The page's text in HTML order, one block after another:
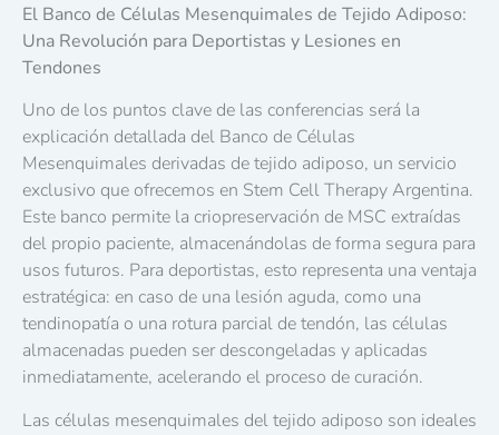
El Banco de Células Mesenquimales de Tejido Adiposo:
Una Revolución para Deportistas y Lesiones en
Tendones
Uno de los puntos clave de las conferencias será la
explicación detallada del Banco de Células
Mesenquimales derivadas de tejido adiposo, un servicio
exclusivo que ofrecemos en Stem Cell Therapy Argentina.
Este banco permite la criopreservación de MSC extraídas
del propio paciente, almacenándolas de forma segura para
usos futuros. Para deportistas, esto representa una ventaja
estratégica: en caso de una lesión aguda, como una
tendinopatía o una rotura parcial de tendón, las células
almacenadas pueden ser descongeladas y aplicadas
inmediatamente, acelerando el proceso de curación.
Las células mesenquimales del tejido adiposo son ideales